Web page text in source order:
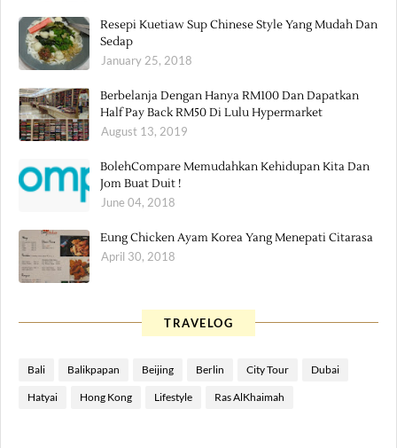
Resepi Kuetiaw Sup Chinese Style Yang Mudah Dan
Sedap
January 25, 2018
Berbelanja Dengan Hanya RM100 Dan Dapatkan
Half Pay Back RM50 Di Lulu Hypermarket
August 13, 2019
BolehCompare Memudahkan Kehidupan Kita Dan
Jom Buat Duit !
June 04, 2018
Eung Chicken Ayam Korea Yang Menepati Citarasa
April 30, 2018
TRAVELOG
Bali Balikpapan Beijing Berlin City Tour Dubai
Hatyai Hong Kong Lifestyle Ras AlKhaimah